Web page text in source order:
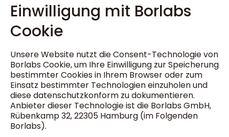
Einwilligung mit Borlabs
Cookie
Unsere Website nutzt die Consent-Technologie von
Borlabs Cookie, um Ihre Einwilligung zur Speicherung
bestimmter Cookies in Ihrem Browser oder zum
Einsatz bestimmter Technologien einzuholen und
diese datenschutzkonform zu dokumentieren.
Anbieter dieser Technologie ist die Borlabs GmbH,
Rübenkamp 32, 22305 Hamburg (im Folgenden
Borlabs).